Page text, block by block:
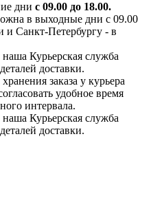
дни с 09.00 до 18.00.
в выходные дни с 09.00
и Санкт-Петербургу - в
наша Курьерская служба
доставки.
заказа у курьера
удобное время
интервала.
наша Курьерская служба
доставки.